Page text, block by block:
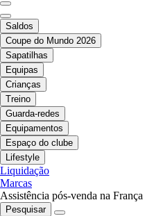
Saldos
Coupe do Mundo 2026
Sapatilhas
Equipas
Crianças
Treino
Guarda-redes
Equipamentos
Espaço do clube
Lifestyle
Liquidação
Marcas
Assistência pós-venda na França
Pesquisar